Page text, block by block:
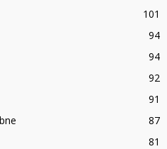
101
94
94
92
91
87
81